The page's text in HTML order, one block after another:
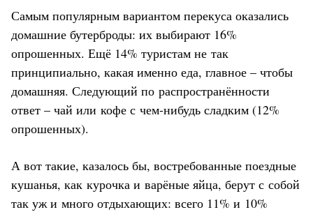
Самым популярным вариантом перекуса оказались
домашние бутерброды: их выбирают 16%
опрошенных. Ещё 14% туристам не так
принципиально, какая именно еда, главное – чтобы
домашняя. Следующий по распространённости
ответ – чай или кофе с чем-нибудь сладким (12%
опрошенных).
А вот такие, казалось бы, востребованные поездные
кушанья, как курочка и варёные яйца, берут с собой
так уж и много отдыхающих: всего 11% и 10%